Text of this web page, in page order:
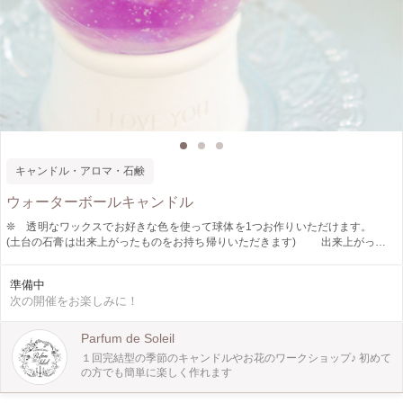
キャンドル・アロマ・石鹸
ウォーターボールキャンドル
❊ 透明なワックスでお好きな色を使って球体を1つお作りいただけます。
(土台の石膏は出来上がったものをお持ち帰りいただきます) 出来上がった球
目のみのワークショップレッスンです。 ❊ 同じレッスンをお教室等で開催して
いただける テキストありのレッスンをご希望の場合は テキスト代
希望と備考欄にご記載ください。 ※画像2.3枚目のタブレット付きテキスト
付きのレッスンです。
準備中
次の開催をお楽しみに！
Parfum de Soleil
１回完結型の季節のキャンドルやお花のワークショップ♪ 初めて
の方でも簡単に楽しく作れます